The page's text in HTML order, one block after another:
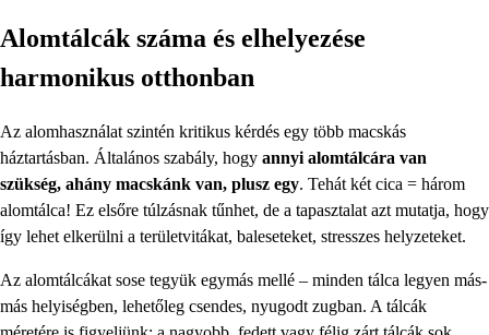
Alomtálcák száma és elhelyezése
harmonikus otthonban
Az alomhasználat szintén kritikus kérdés egy több macskás
háztartásban. Általános szabály, hogy annyi alomtálcára van
szükség, ahány macskánk van, plusz egy. Tehát két cica = három
alomtálca! Ez elsőre túlzásnak tűnhet, de a tapasztalat azt mutatja, hogy
így lehet elkerülni a területvitákat, baleseteket, stresszes helyzeteket.
Az alomtálcákat sose tegyük egymás mellé – minden tálca legyen más-
más helyiségben, lehetőleg csendes, nyugodt zugban. A tálcák